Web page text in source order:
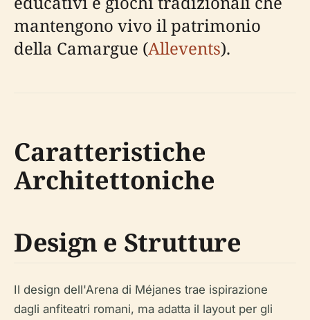
mantengono vivo il patrimonio
della Camargue (Allevents).
Caratteristiche
Architettoniche
Design e Strutture
Il design dell'Arena di Méjanes trae ispirazione
dagli anfiteatri romani, ma adatta il layout per gli